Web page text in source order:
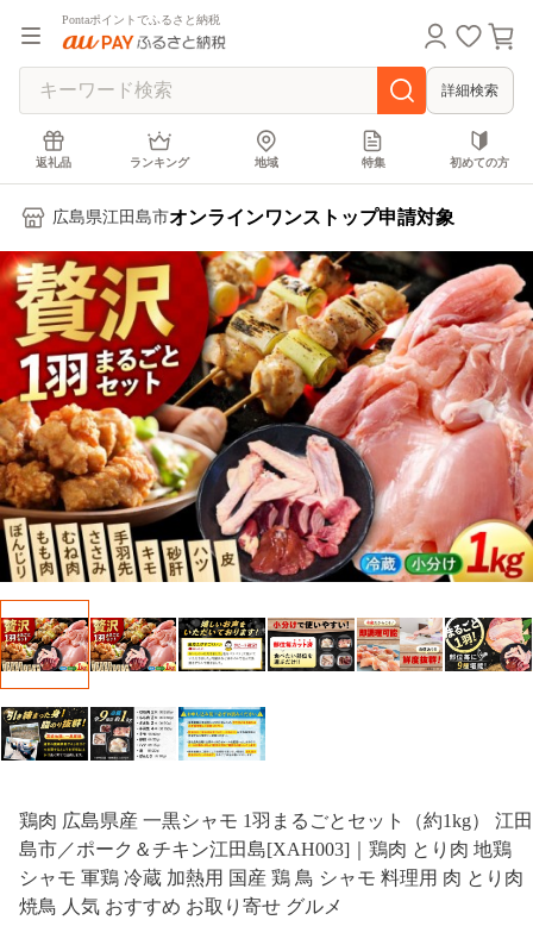
Pontaポイントでふるさと納税
詳細検索
返礼品 ランキング 地域 特集 初めての方
広島県江田島市オンラインワンストップ申請対象
鶏肉 広島県産 一黒シャモ 1羽まるごとセット（約1kg） 江田
島市／ポーク＆チキン江田島[XAH003]｜鶏肉 とり肉 地鶏
シャモ 軍鶏 冷蔵 加熱用 国産 鶏 鳥 シャモ 料理用 肉 とり肉
焼鳥 人気 おすすめ お取り寄せ グルメ